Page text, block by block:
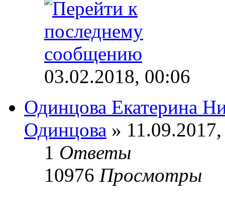
03.02.2018, 00:06
Одинцова Екатерина
Одинцова »
1 Ответы
10976 Просмотры